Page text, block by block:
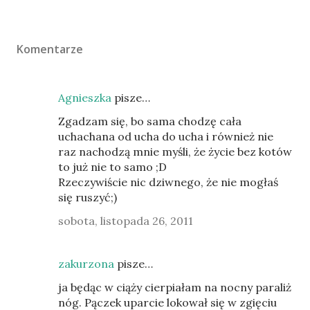
Komentarze
Agnieszka pisze…
Zgadzam się, bo sama chodzę cała
uchachana od ucha do ucha i również nie
raz nachodzą mnie myśli, że życie bez kotów
to już nie to samo ;D
Rzeczywiście nic dziwnego, że nie mogłaś
się ruszyć;)
sobota, listopada 26, 2011
zakurzona pisze…
ja będąc w ciąży cierpiałam na nocny paraliż
nóg. Pączek uparcie lokował się w zgięciu